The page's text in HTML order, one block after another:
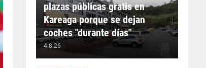
plazas públicas gratis en
Kareaga porque se dejan
coches "durante días"
4.8.26